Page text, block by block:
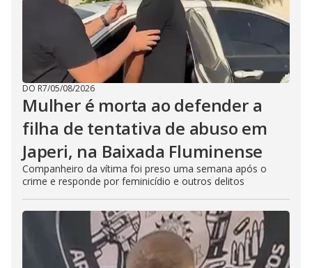
DO R7/05/08/2026
Mulher é morta ao defender a
filha de tentativa de abuso em
Japeri, na Baixada Fluminense
Companheiro da vítima foi preso uma semana após o
crime e responde por feminicídio e outros delitos